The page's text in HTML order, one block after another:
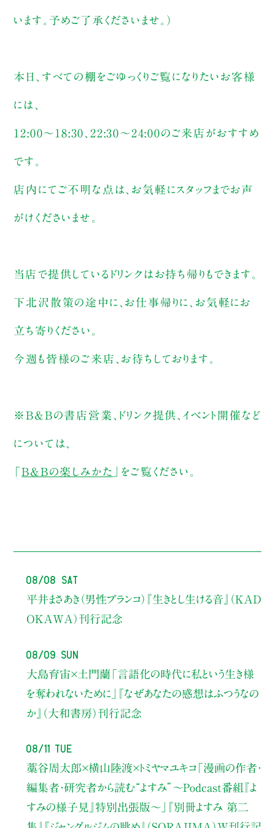
います。予めご了承くださいませ。）
本日、すべての棚をごゆっくりご覧になりたいお客様
には、
12:00〜18:30、22:30〜24:00のご来店がおすすめ
です。
店内にてご不明な点は、お気軽にスタッフまでお声
がけくださいませ。
当店で提供しているドリンクはお持ち帰りもできます。
下北沢散策の途中に、お仕事帰りに、お気軽にお
立ち寄りください。
今週も皆様のご来店、お待ちしております。
※B&Bの書店営業、ドリンク提供、イベント開催など
については、
「B&Bの楽しみかた 」をご覧ください。
08/08 Sat
平井まさあき（男性ブランコ） 『生きとし生ける音』（KAD
OKAWA）刊行記念
08/09 Sun
大島育宙×土門蘭 「言語化の時代に私という生き様
を奪われないために」
『なぜあなたの感想はふつうなの
か』（大和書房）刊行記念
08/11 Tue
藁谷周太郎×横山陸渡×トミヤマユキコ「漫画の作者・
編集者・研究者から読む“よすみ” 〜Podcast番組『よ
すみの様子見』特別出張版〜」
『別冊よすみ 第二